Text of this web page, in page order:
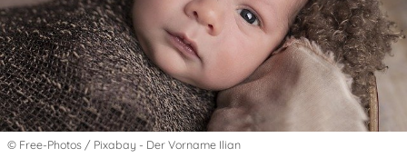
© Free-Photos / Pixabay - Der Vorname Ilian